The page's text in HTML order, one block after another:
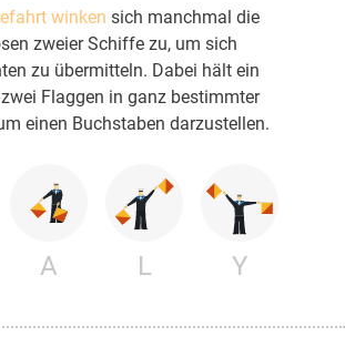
winken sich manchmal die
zweier Schiffe zu, um sich
zu übermitteln. Dabei hält ein
Flaggen in ganz bestimmter
einen Buchstaben darzustellen.
A L Y